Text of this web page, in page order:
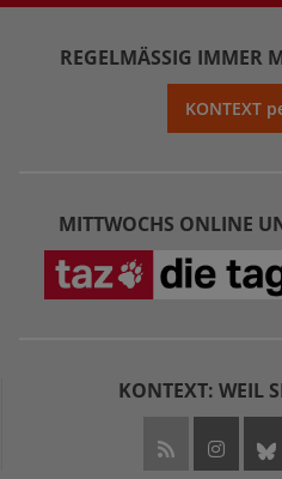
REGELMÄSSIG IMMER
KONTEXT
MITTWOCHS ONLINE
KONTEXT: WEIL